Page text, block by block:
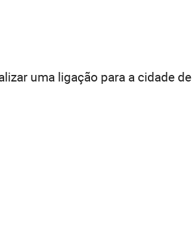
uma ligação para a cidade de